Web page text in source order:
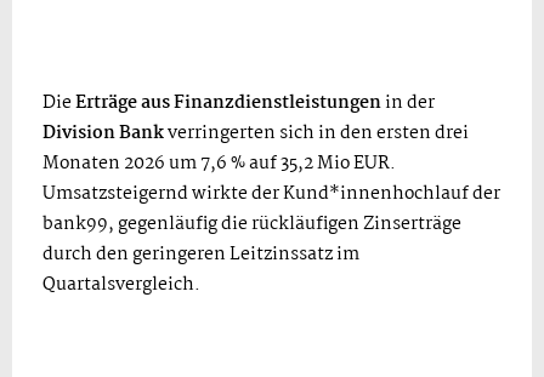
DieErträge aus Finanzdienstleistungenin der
Division Bankverringerten sich in den ersten drei
Monaten 2026 um 7,6 % auf 35,2 Mio EUR.
Umsatzsteigernd wirkte der Kund*innenhochlauf der
bank99, gegenläufig die rückläufigen Zinserträge
durch den geringeren Leitzinssatz im
Quartalsvergleich.